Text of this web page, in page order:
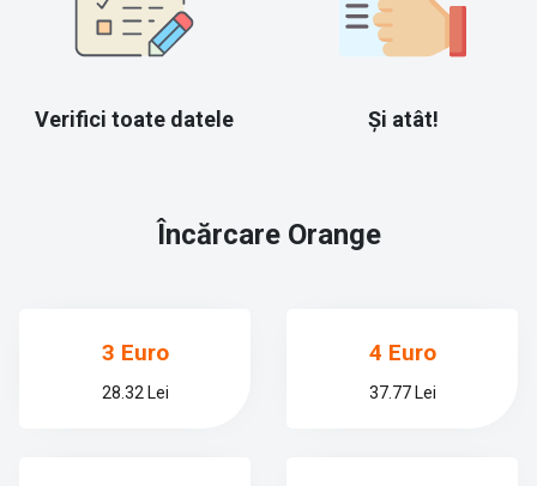
Verifici toate datele Și atât!
Încărcare Orange
3 Euro
28.32 Lei
4 Euro
37.77 Lei